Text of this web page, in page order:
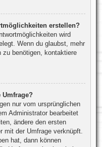
erstellen?
wird
Wenn du glaubst, mehr
benötigen, kontaktiere
Umfrage?
nur vom ursprünglichen
Administrator bearbeitet
ändere den ersten
mit der Umfrage verknüpft.
hat, dann können